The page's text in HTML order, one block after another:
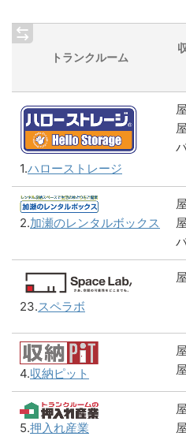
トランクルーム
1.ハローストレージ
2.加瀬のレンタルボックス
23.スペラボ
4.収納ピット
5.押入れ産業